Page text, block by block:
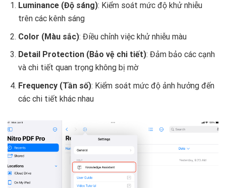
Luminance (Độ sáng): Kiểm soát mức độ khử nhiễu
trên các kênh sáng
Color (Màu sắc): Điều chỉnh việc khử nhiễu màu
Detail Protection (Bảo vệ chi tiết): Đảm bảo các cạnh
và chi tiết quan trọng không bị mờ
Frequency (Tần số): Kiểm soát mức độ ảnh hưởng đến
các chi tiết khác nhau